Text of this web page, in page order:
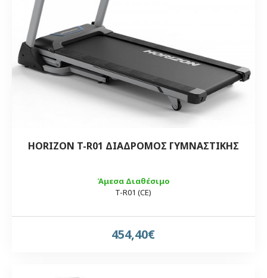
Άμεσα Διαθέσιμο
T-R01 (CE)
HORIZON T-R01 ΔΙΑΔΡΟΜΟΣ ΓΥΜΝΑΣΤΙΚΗΣ
454,40€